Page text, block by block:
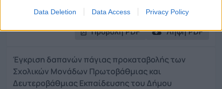
Data Deletion Data Access Privacy Policy
Ι68
Προβολή PDF Λήψη PDF
Έγκριση δαπανών πάγιας προκαταβολής των
Σχολικών Μονάδων Πρωτοβάθμιας και
Δευτεροβάθμιας Εκπαίδευσης του Δήμου